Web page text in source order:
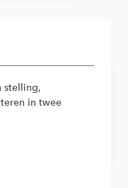
stelling,
in twee